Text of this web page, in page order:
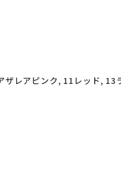
レアピンク, 11レッド, 13